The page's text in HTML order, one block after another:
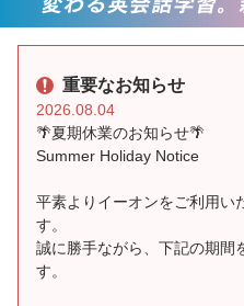
重要なお知らせ
2026.08.04
🌴夏期休業のお知らせ🌴
Summer Holiday Notice
平素よりイーオンをご利用い
す。
誠に勝手ながら、下記の期間
す。